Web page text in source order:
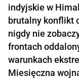
indyjskie w
brutalny konflikt
nigdy nie
frontach
warunkach
Miesięczna